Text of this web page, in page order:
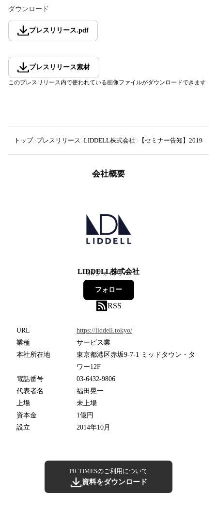
ダウンロード
プレスリリース.pdf
プレスリリース素材
このプレスリリース内で使われている画像ファイルがダウンロードできます
トップ プレスリリース LIDDELL株式会社 【セミナー告知】2019年
会社概要
LIDDELL株式会社
36フォロワー
フォロー
RSS
URL
https://liddell.tokyo/
業種
サービス業
本社所在地
東京都港区赤坂9-7-1 ミッドタウン・タ
ワー12F
電話番号
03-6432-9806
代表者名
福田晃一
上場
未上場
資本金
1億円
設立
2014年10月
PR TIMESのご利用について
資料をダウンロード